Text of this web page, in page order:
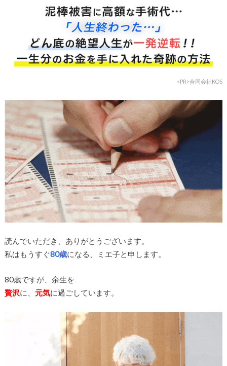
<PR>合同会社KOS
読んでいただき、ありがとうございます。
私はもうすぐ80歳になる、ミエ子と申します。
80歳ですが、余生を
贅沢に、 元気に過ごしています。